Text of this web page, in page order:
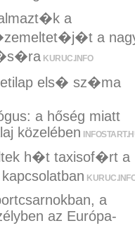
a
a
KURUC.INFO
els� sz�ma
a hőség miatt
közelében
h�t taxisof�rt a
a
az Európa-